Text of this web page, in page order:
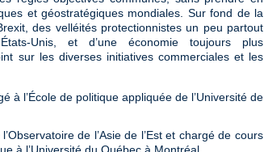
et géostratégiques mondiales. Sur fond de la
des velléités protectionnistes un peu partout
Unis, et d’une économie toujours plus
sur les diverses initiatives commerciales et les
à l’École de politique appliquée de l’Université de
de l’Asie de l’Est et chargé de cours